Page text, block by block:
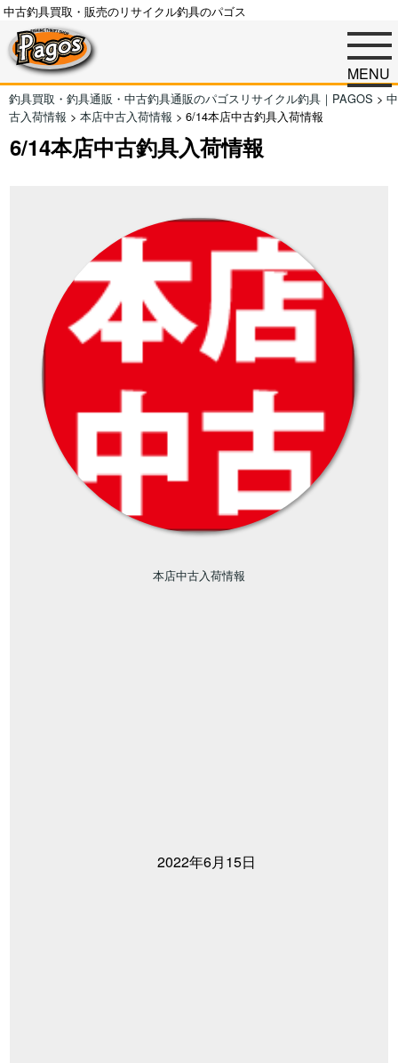
中古釣具買取・販売のリサイクル釣具のパゴス
MENU
釣具買取・釣具通販・中古釣具通販のパゴスリサイクル釣具｜PAGOS > 中
古入荷情報 > 本店中古入荷情報 > 6/14本店中古釣具入荷情報
6/14本店中古釣具入荷情報
本店中古入荷情報
2022年6月15日